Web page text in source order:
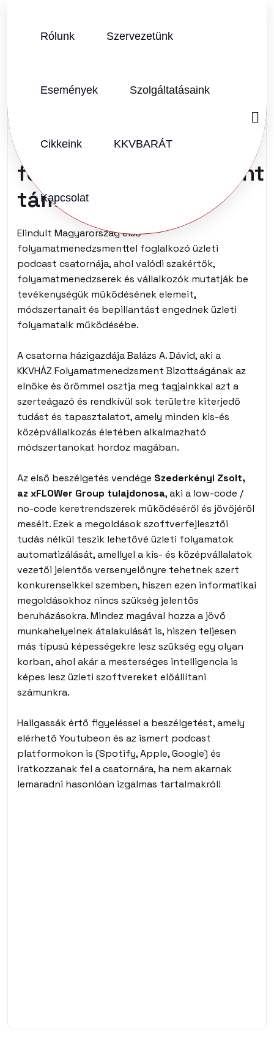
Rólunk Szervezetünk
Események Szolgáltatásaink
Cikkeink KKVBARÁT
Kapcsolat
2024.05.09. Vélemény (0)
csatorna a
folyamatmenedzsment
támogatására.
Elindult Magyarország első
folyamatmenedzsmenttel foglalkozó üzleti
podcast csatornája, ahol valódi szakértők,
folyamatmenedzserek és vállalkozók mutatják be
tevékenységük működésének elemeit,
módszertanait és bepillantást engednek üzleti
folyamataik működésébe.
A csatorna házigazdája Balázs A. Dávid, aki a
KKVHÁZ Folyamatmenedzsment Bizottságának az
elnöke és örömmel osztja meg tagjainkkal azt a
szerteágazó és rendkívül sok területre kiterjedő
tudást és tapasztalatot, amely minden kis-és
középvállalkozás életében alkalmazható
módszertanokat hordoz magában.
Az első beszélgetés vendége Szederkényi Zsolt,
az xFLOWer Group tulajdonosa, aki a low-code /
no-code keretrendszerek működéséről és jövőjéről
mesélt. Ezek a megoldások szoftverfejlesztői
tudás nélkül teszik lehetővé üzleti folyamatok
automatizálását, amellyel a kis- és középvállalatok
vezetői jelentős versenyelőnyre tehetnek szert
konkurenseikkel szemben, hiszen ezen informatikai
megoldásokhoz nincs szükség jelentős
beruházásokra. Mindez magával hozza a jövő
munkahelyeinek átalakulását is, hiszen teljesen
más típusú képességekre lesz szükség egy olyan
korban, ahol akár a mesterséges intelligencia is
képes lesz üzleti szoftvereket előállítani
számunkra.
Hallgassák értő figyeléssel a beszélgetést, amely
elérhető Youtubeon és az ismert podcast
platformokon is (Spotify, Apple, Google) és
iratkozzanak fel a csatornára, ha nem akarnak
lemaradni hasonlóan izgalmas tartalmakról!